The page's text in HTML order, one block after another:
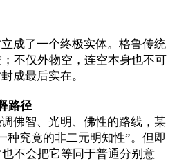
成了一个终极实体。格鲁传统
不仅外物空，连空本身也不可
成最后实在。
路径
佛智、光明、佛性的路线，某
种究竟的非二元明知性”。但即
不会把它等同于普通分别意